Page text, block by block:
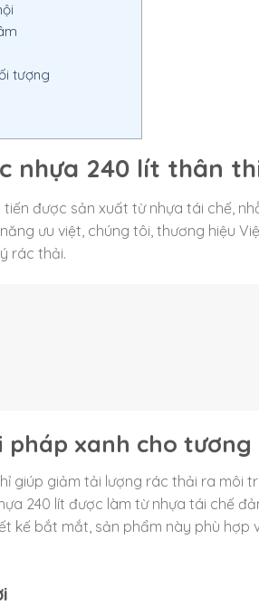
tượng
nhựa 240 lít thân
được sản xuất từ nhựa tái chế,
ưu việt, chúng tôi, thương hiệu
rác thải.
pháp xanh cho tương
giúp giảm tải lượng rác thải ra môi
240 lít được làm từ nhựa tái chế
kế bắt mắt, sản phẩm này phù hợp